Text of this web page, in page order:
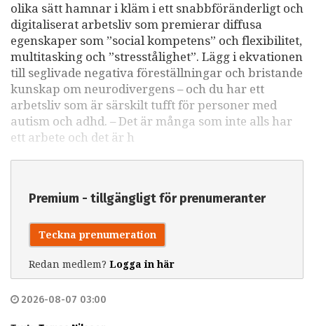
olika sätt hamnar i kläm i ett snabbföränderligt och
digitaliserat arbetsliv som premierar diffusa
egenskaper som ”social kompetens” och flexibilitet,
multitasking och ”stresstålighet”. Lägg i ekvationen
till seglivade negativa föreställningar och bristande
kunskap om neurodivergens – och du har ett
arbetsliv som är särskilt tufft för personer med
autism och adhd. – Det är många som inte alls har
ett arbete och det är h
Premium - tillgängligt för prenumeranter
Teckna prenumeration
Redan medlem? Logga in här
2026-08-07 03:00